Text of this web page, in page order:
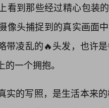
看到那些经过精心包装
像头捕捉到的真实画面
凌乱的🔥头发，也许
一个拥抱。
实的写照，是生活本来